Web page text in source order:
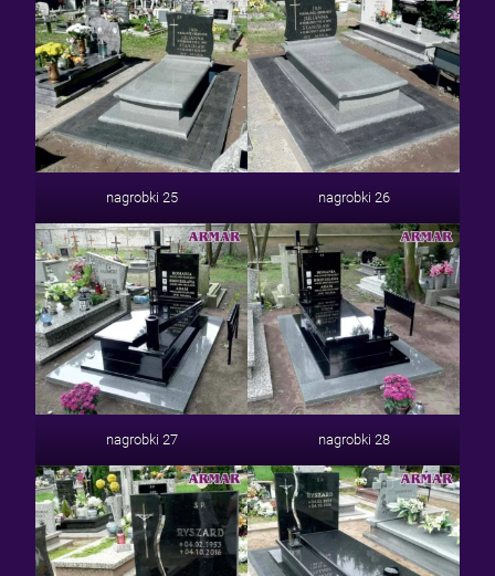
nagrobki 25 nagrobki 26
nagrobki 27 nagrobki 28